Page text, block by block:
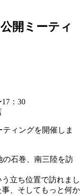
開ミーティ
：30
ィングを開催しま
の石巻、南三陸を訪
立ち位置で訪れま し
、そしてもっと何か